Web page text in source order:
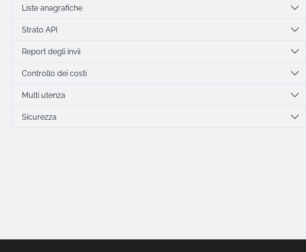
Liste anagrafiche
Strato API
Report degli invii
Controllo dei costi
Multi utenza
Sicurezza